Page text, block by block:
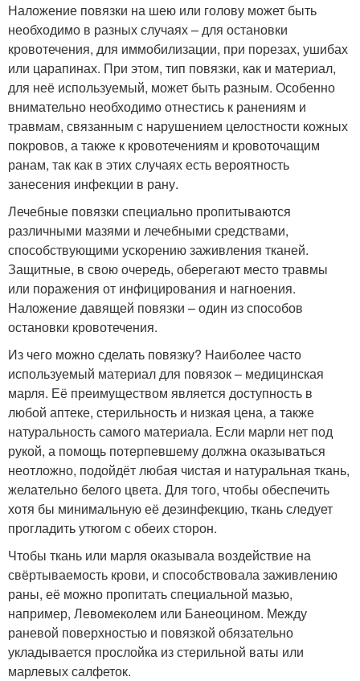
Наложение повязки на шею или голову может быть
необходимо в разных случаях – для остановки
кровотечения, для иммобилизации, при порезах, ушибах
или царапинах. При этом, тип повязки, как и материал,
для неё используемый, может быть разным. Особенно
внимательно необходимо отнестись к ранениям и
травмам, связанным с нарушением целостности кожных
покровов, а также к кровотечениям и кровоточащим
ранам, так как в этих случаях есть вероятность
занесения инфекции в рану.
Лечебные повязки специально пропитываются
различными мазями и лечебными средствами,
способствующими ускорению заживления тканей.
Защитные, в свою очередь, оберегают место травмы
или поражения от инфицирования и нагноения.
Наложение давящей повязки – один из способов
остановки кровотечения.
Из чего можно сделать повязку? Наиболее часто
используемый материал для повязок – медицинская
марля. Её преимуществом является доступность в
любой аптеке, стерильность и низкая цена, а также
натуральность самого материала. Если марли нет под
рукой, а помощь потерпевшему должна оказываться
неотложно, подойдёт любая чистая и натуральная ткань,
желательно белого цвета. Для того, чтобы обеспечить
хотя бы минимальную её дезинфекцию, ткань следует
прогладить утюгом с обеих сторон.
Чтобы ткань или марля оказывала воздействие на
свёртываемость крови, и способствовала заживлению
раны, её можно пропитать специальной мазью,
например, Левомеколем или Банеоцином. Между
раневой поверхностью и повязкой обязательно
укладывается прослойка из стерильной ваты или
марлевых салфеток.